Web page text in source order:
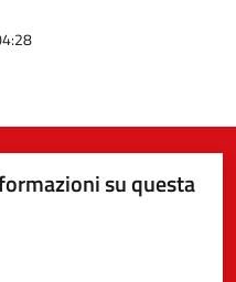
su questa